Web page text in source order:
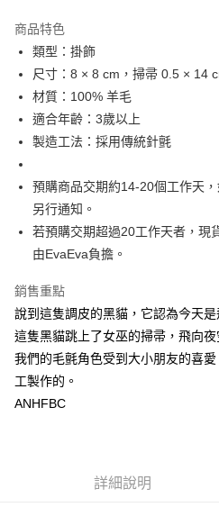
付款後萊爾富取貨
每筆NT$60
付款後7-11取貨
每筆NT$60
宅配
每筆NT$60，滿NT$1,000(含以上)免
海外配送
商品特色
類型：掛飾
尺寸：8 × 8 cm，掃帚 0.5 × 14
材質：100% 羊毛
適合年齡：3歲以上
製造工法：採用傳統針氈
預購商品交期約14-20個工作天
另行通知。
若預購交期超過20工作天者，現
由EvaEva負擔。
銷售重點
說到這隻調皮的黑貓，它認為今天是
這隻黑貓跳上了女巫的掃帚，飛向夜
我們的毛氈角色受到大小朋友的喜
工製作的。
ANHFBC
詳細說明